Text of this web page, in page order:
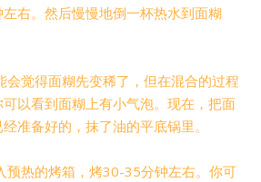
右。然后慢慢地倒一杯热水到面糊
会觉得面糊先变稀了，但在混合的过程
以看到面糊上有小气泡。现在，把面
准备好的，抹了油的平底锅里。
预热的烤箱，烤30-35分钟左右。你可